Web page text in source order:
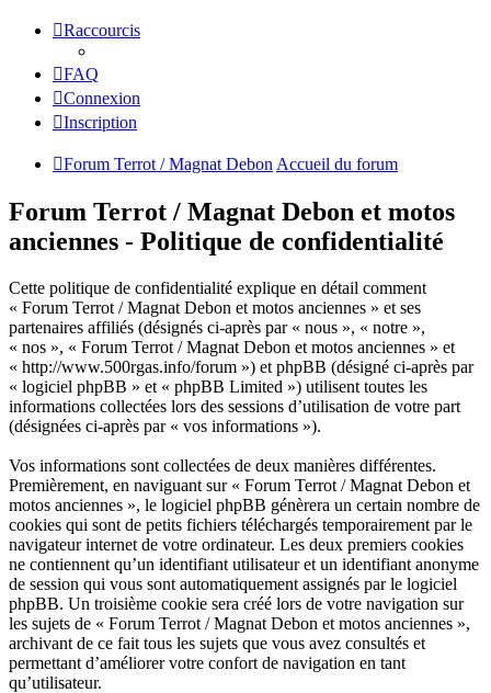
Raccourcis
FAQ
Connexion
Inscription
Forum Terrot / Magnat Debon Accueil du forum
Forum Terrot / Magnat Debon et motos
anciennes - Politique de confidentialité
Cette politique de confidentialité explique en détail comment
« Forum Terrot / Magnat Debon et motos anciennes » et ses
partenaires affiliés (désignés ci-après par « nous », « notre »,
« nos », « Forum Terrot / Magnat Debon et motos anciennes » et
« http://www.500rgas.info/forum ») et phpBB (désigné ci-après par
« logiciel phpBB » et « phpBB Limited ») utilisent toutes les
informations collectées lors des sessions d’utilisation de votre part
(désignées ci-après par « vos informations »).
Vos informations sont collectées de deux manières différentes.
Premièrement, en naviguant sur « Forum Terrot / Magnat Debon et
motos anciennes », le logiciel phpBB génèrera un certain nombre de
cookies qui sont de petits fichiers téléchargés temporairement par le
navigateur internet de votre ordinateur. Les deux premiers cookies
ne contiennent qu’un identifiant utilisateur et un identifiant anonyme
de session qui vous sont automatiquement assignés par le logiciel
phpBB. Un troisième cookie sera créé lors de votre navigation sur
les sujets de « Forum Terrot / Magnat Debon et motos anciennes »,
archivant de ce fait tous les sujets que vous avez consultés et
permettant d’améliorer votre confort de navigation en tant
qu’utilisateur.